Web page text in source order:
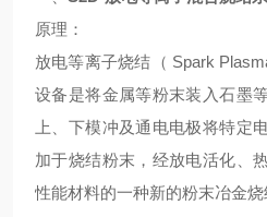
原理：
放电等离子烧结（ Spark
设备是将金属等粉末装入石墨
上、下模冲及通电电极将特定
加于烧结粉末，经放电活化、
性能材料的一种新的粉末冶金烧